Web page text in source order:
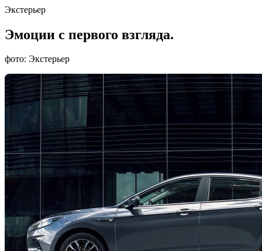
Экстерьер
Эмоции с первого взгляда.
фото: Экстерьер